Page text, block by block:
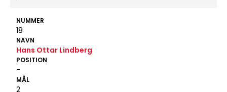
NUMMER
18
NAVN
Hans Ottar Lindberg
POSITION
-
MÅL
2